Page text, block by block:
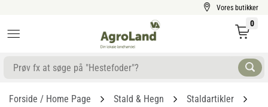
Vores butikker
0
Forside / Home Page Stald & Hegn
Staldartikler